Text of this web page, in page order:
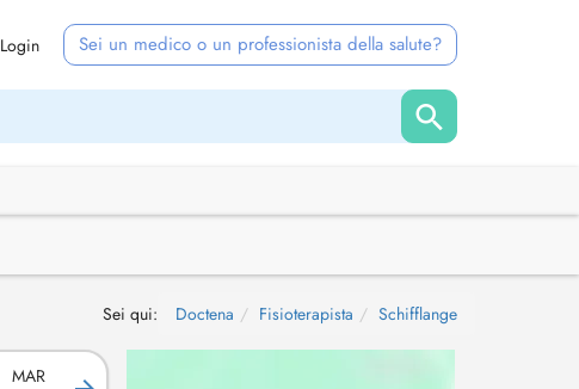
Login Sei un medico o un professionista della salute?
Sei qui: Doctena Fisioterapista Schifflange
MAR